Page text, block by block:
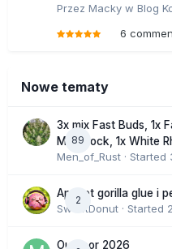
Przez Macky w Blog
6
Nowe tematy
89
3x mix Fast Buds, 1x
Moonrock, 1x White
Men_of_Rust · Started
2
Apricot gorilla glue i
SweetDonut · Started
Outdoor 2026